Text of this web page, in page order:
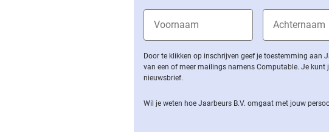
Door te klikken op inschrijven geef je toestemming aan
van een of meer mailings namens Computable. Je
nieuwsbrief.
Wil je weten hoe Jaarbeurs B.V. omgaat met jouw